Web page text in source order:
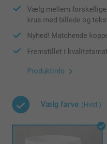
Vælg mellem
krus med billede og
Nyhed! Matchende
Fremstillet i
Produktinfo
Vælg farve (Hvid )